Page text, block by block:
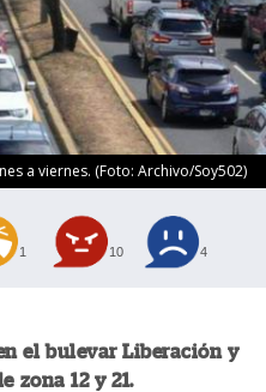
a viernes. (Foto: Archivo/Soy502)
1 10 4
el bulevar Liberación y
zona 12 y 21.